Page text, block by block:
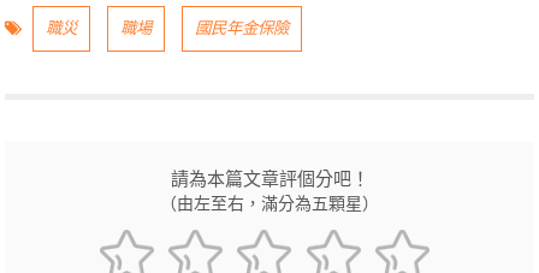
職災 職場 國民年金保險
請為本篇文章評個分吧！
（由左至右，滿分為五顆星）